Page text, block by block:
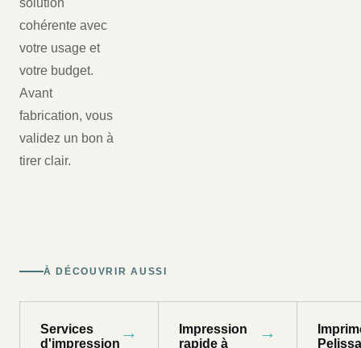
solution
cohérente avec
votre usage et
votre budget.
Avant
fabrication, vous
validez un bon à
tirer clair.
À DÉCOUVRIR AUSSI
Services
d'impression
→
Impression
rapide à
→